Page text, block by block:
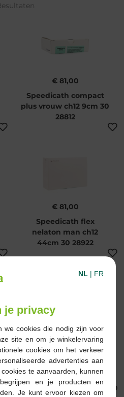
€ 81,00
Speedicath compact
plus vrouw ch12 9cm 30
28812
€ 81,00
Speedicath flex
nelaton man ch12
44cm 30 28922
€ 90,17
Coloplast Conveen
Security+
dagopvangzak 500ml
20st (5161)
NL | FR
je privacy
we cookies die nodig zijn voor
site en om je winkelervaring
cookies om het verkeer
advertenties aan
te aanvaarden, kunnen
en je producten en
Je kunt ervoor kiezen om